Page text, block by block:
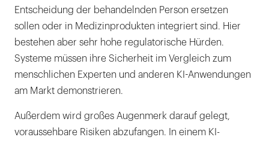
Entscheidung der behandelnden Person ersetzen
sollen oder in Medizinprodukten integriert sind. Hier
bestehen aber sehr hohe regulatorische Hürden.
Systeme müssen ihre Sicherheit im Vergleich zum
menschlichen Experten und anderen KI-Anwendungen
am Markt demonstrieren.
Außerdem wird großes Augenmerk darauf gelegt,
voraussehbare Risiken abzufangen. In einem KI-